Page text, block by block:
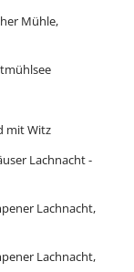
Mühle,
mit Witz
Lachnacht -
Lachnacht,
Lachnacht,